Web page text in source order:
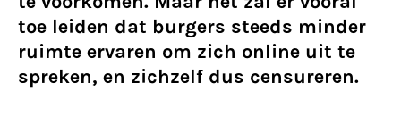
toe leiden dat burgers steeds minder
ruimte ervaren om zich online uit te
spreken, en zichzelf dus censureren.